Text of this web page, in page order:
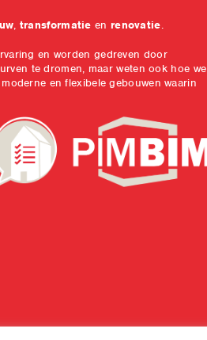
, transformatie en renovatie.
en worden gedreven door
te dromen, maar weten ook hoe we
en flexibele gebouwen waarin